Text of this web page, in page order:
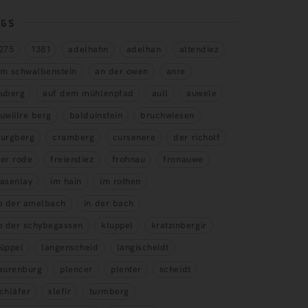
1381 adelhahn adelhan
altendiez
schwalbenstein
an der owen
anre
auf dem mühlenpfad aull
auwele
berg
balduinstein
bruchwiesen
cramberg cursenere
der richolf
rode
freiendiez frohnau
fronauwe
im hain
im rothen
der amelbach
in der bach
der schybegassen
kluppel
kratzinbergir
langenscheid
langischeidt
plencer plenter
scheidt
slefir
turmberg